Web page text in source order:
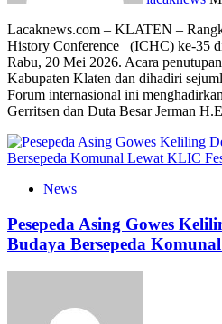
Lacaknews.com – KLATEN –
History Conference_ (ICHC) ke-35
Rabu, 20 Mei 2026. Acara
Kabupaten Klaten dan dihadiri
Forum internasional ini
Gerritsen dan Duta Besar Jerman
News
Pesepeda Asing Gowes
Budaya Bersepeda